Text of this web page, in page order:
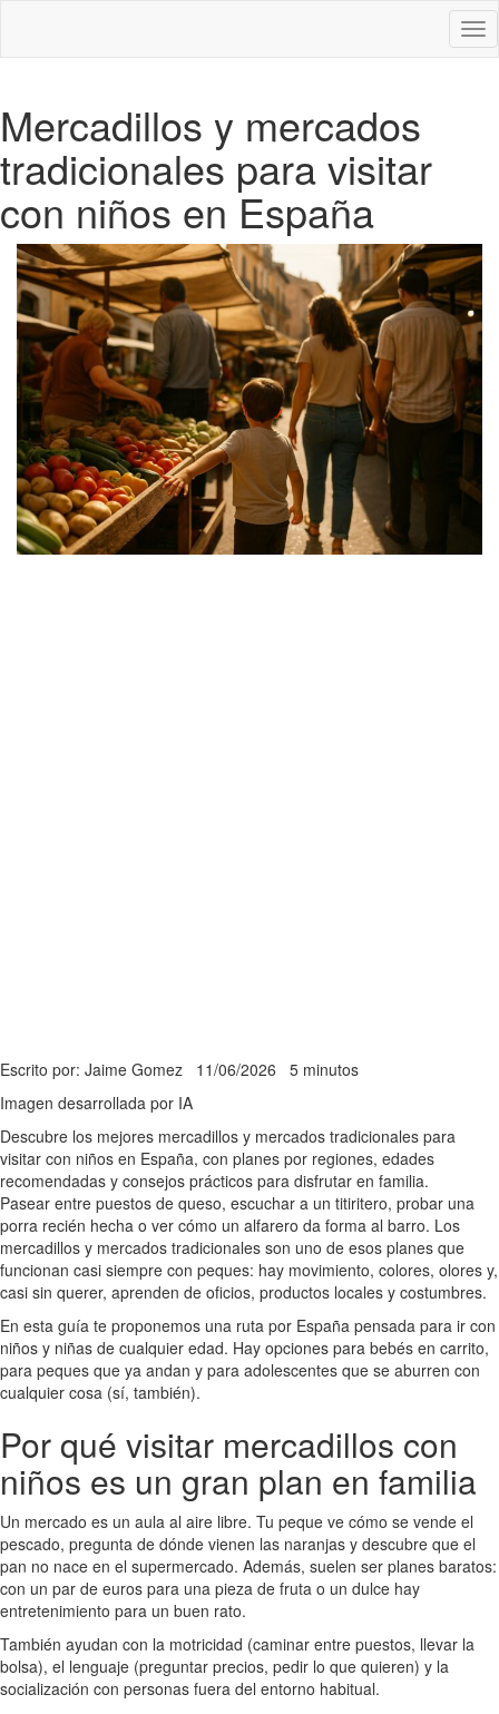
Mercadillos y mercados
tradicionales para visitar
con niños en España
Escrito por: Jaime Gomez 11/06/2026 5 minutos
Imagen desarrollada por IA
Descubre los mejores mercadillos y mercados tradicionales para
visitar con niños en España, con planes por regiones, edades
recomendadas y consejos prácticos para disfrutar en familia.
Pasear entre puestos de queso, escuchar a un titiritero, probar una
porra recién hecha o ver cómo un alfarero da forma al barro. Los
mercadillos y mercados tradicionales son uno de esos planes que
funcionan casi siempre con peques: hay movimiento, colores, olores y,
casi sin querer, aprenden de oficios, productos locales y costumbres.
En esta guía te proponemos una ruta por España pensada para ir con
niños y niñas de cualquier edad. Hay opciones para bebés en carrito,
para peques que ya andan y para adolescentes que se aburren con
cualquier cosa (sí, también).
Por qué visitar mercadillos con
niños es un gran plan en familia
Un mercado es un aula al aire libre. Tu peque ve cómo se vende el
pescado, pregunta de dónde vienen las naranjas y descubre que el
pan no nace en el supermercado. Además, suelen ser planes baratos:
con un par de euros para una pieza de fruta o un dulce hay
entretenimiento para un buen rato.
También ayudan con la motricidad (caminar entre puestos, llevar la
bolsa), el lenguaje (preguntar precios, pedir lo que quieren) y la
socialización con personas fuera del entorno habitual.